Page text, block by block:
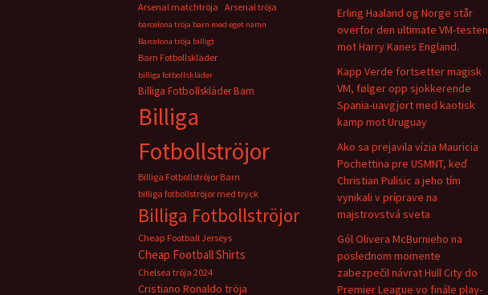
Erling Haaland og Norge står
overfor den ultimate VM-testen
mot Harry Kanes England.
Kapp Verde fortsetter magisk
VM, følger opp sjokkerende
Spania-uavgjort med kaotisk
kamp mot Uruguay
Ako sa prejavila vízia Mauricia
Pochettina pre USMNT, keď
Christian Pulisic a jeho tím
vynikali v príprave na
majstrovstvá sveta
Gól Olivera McBurnieho na
poslednom momente
zabezpečil návrat Hull City do
Premier League vo finále play-
Arsenal matchtröja Arsenal tröja
barcelona tröja barn med eget namn
Barcelona tröja billigt
Barn Fotbollskläder
billiga fotbollskläder
Billiga Fotbollskläder Barn
Billiga
Fotbollströjor
Billiga Fotbollströjor Barn
billiga fotbollströjor med tryck
Billiga Fotbollströjor
Cheap Football Jerseys
Cheap Football Shirts
Chelsea tröja 2024
Cristiano Ronaldo tröja